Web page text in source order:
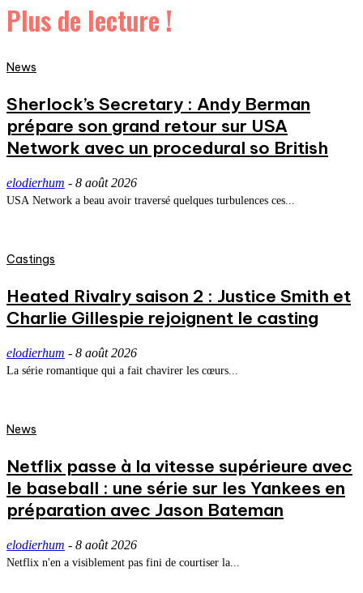
Plus de lecture !
News
Sherlock’s Secretary : Andy Berman
prépare son grand retour sur USA
Network avec un procedural so British
elodierhum - 8 août 2026
USA Network a beau avoir traversé quelques turbulences ces...
Castings
Heated Rivalry saison 2 : Justice Smith et
Charlie Gillespie rejoignent le casting
elodierhum - 8 août 2026
La série romantique qui a fait chavirer les cœurs...
News
Netflix passe à la vitesse supérieure avec
le baseball : une série sur les Yankees en
préparation avec Jason Bateman
elodierhum - 8 août 2026
Netflix n'en a visiblement pas fini de courtiser la...